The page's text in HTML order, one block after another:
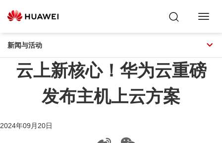
新闻与活动
云上新核心！华为云重磅
发布主机上云方案
2024年09月20日